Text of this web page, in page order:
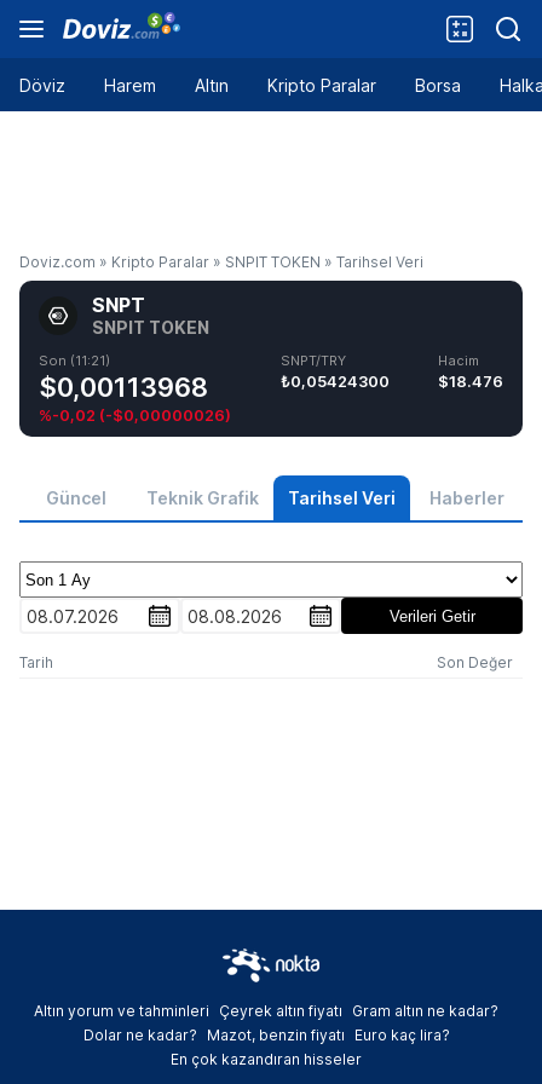
Döviz Harem Altın Kripto Paralar Borsa
Doviz.com » Kripto Paralar » SNPIT TOKEN » Tarihsel Veri
SNPT
SNPIT TOKEN
Son (11:21)
$0,00113968
%-0,02 (-$0,00000026)
SNPT/TRY
₺0,05424300
Hacim
$18.476
Güncel Teknik Grafik Tarihsel Veri Haberler
08.07.2026 08.08.2026 Verileri Getir
Tarih Son Değer
Altın yorum ve tahminleri Çeyrek altın fiyatı
Gram altın ne kadar?
Dolar ne kadar?
Mazot, benzin fiyatı
Euro kaç lira?
En çok kazandıran hisseler